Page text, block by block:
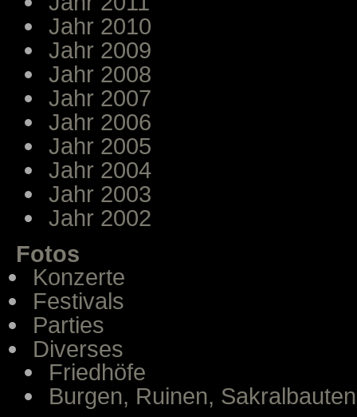
Jahr 2010
Jahr 2009
Jahr 2008
Jahr 2007
Jahr 2006
Jahr 2005
Jahr 2004
Jahr 2003
Jahr 2002
Fotos
Konzerte
Festivals
Parties
Diverses
Friedhöfe
Burgen, Ruinen, Sakralbauten